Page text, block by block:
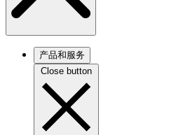
产品和服务
Close button